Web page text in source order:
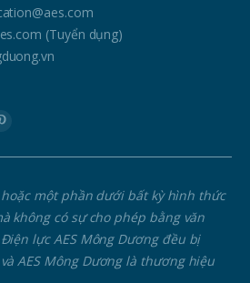
(Tuyển dụng)
hoặc một phần dưới bất kỳ hình thức
không có sự cho phép bằng văn
lực AES Mông Dương đều bị
AES Mông Dương là thương hiệu